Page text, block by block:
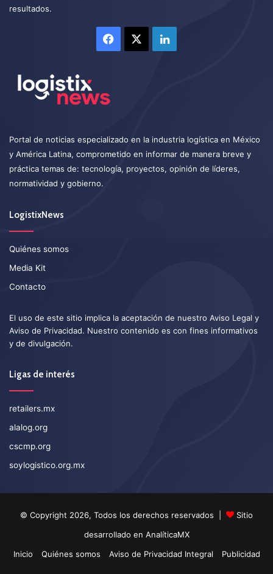
resultados.
Facebook LinkedIn
Portal de noticias especializado en la industria logística en México
y América Latina, comprometido en informar de manera breve y
práctica temas de: tecnología, proyectos, opinión de líderes,
normatividad y gobierno.
LogistixNews
Quiénes somos
Media Kit
Contacto
El uso de este sitio implica la aceptación de nuestro Aviso Legal y
Aviso de Privacidad. Nuestro contenido es con fines informativos
y de divulgación.
Ligas de interés
retailers.mx
alalog.org
cscmp.org
soylogistico.org.mx
© Copyright 2026, Todos los derechos reservados |
Sitio
desarrollado en AnalíticaMX
Inicio
Quiénes somos Aviso de Privacidad Integral Publicidad